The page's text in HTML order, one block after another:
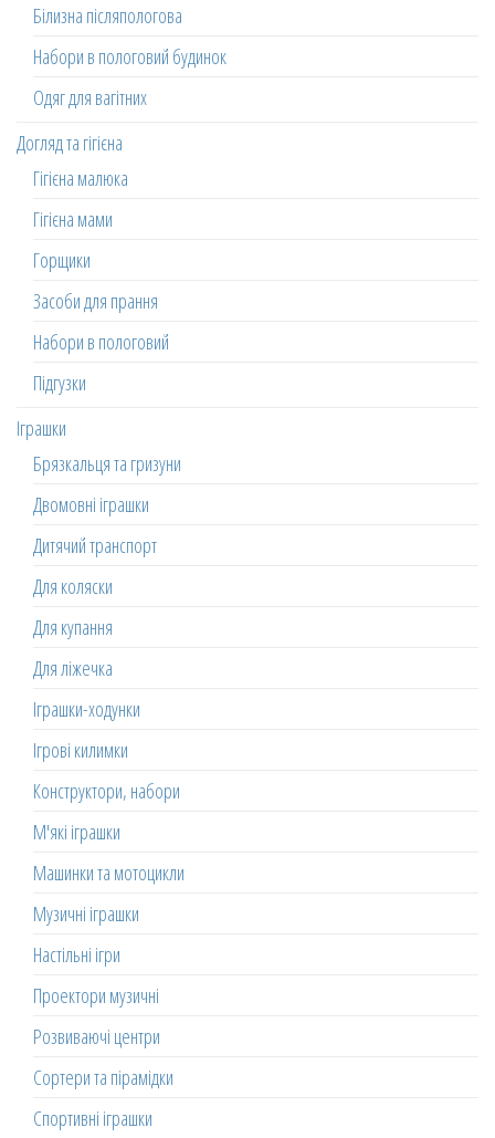
Білизна післяпологова
Набори в пологовий будинок
Одяг для вагітних
Догляд та гігієна
Гігієна малюка
Гігієна мами
Горщики
Засоби для прання
Набори в пологовий
Підгузки
Іграшки
Брязкальця та гризуни
Двомовні іграшки
Дитячий транспорт
Для коляски
Для купання
Для ліжечка
Іграшки-ходунки
Ігрові килимки
Конструктори, набори
М'які іграшки
Машинки та мотоцикли
Музичні іграшки
Настільні ігри
Проектори музичні
Розвиваючі центри
Сортери та пірамідки
Спортивні іграшки